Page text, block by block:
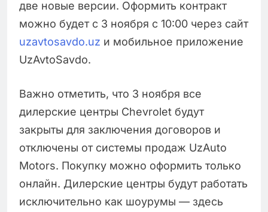
две новые версии. Оформить контракт
можно будет с 3 ноября с 10:00 через сайт
uzavtosavdo.uz и мобильное приложение
UzAvtoSavdo.
Важно отметить, что 3 ноября все
дилерские центры Chevrolet будут
закрыты для заключения договоров и
отключены от системы продаж UzAuto
Motors. Покупку можно оформить только
онлайн. Дилерские центры будут работать
исключительно как шоурумы — здесь